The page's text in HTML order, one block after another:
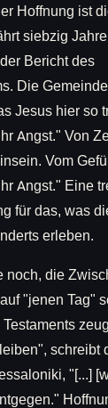
Hoffnung ist
siebzig
Bericht des
Die
Jesus hier so
Angst." Von
Vom
Angst." Eine
für das, was
erleben.
noch, die
"jenen Tag"
schreibt
"[...]